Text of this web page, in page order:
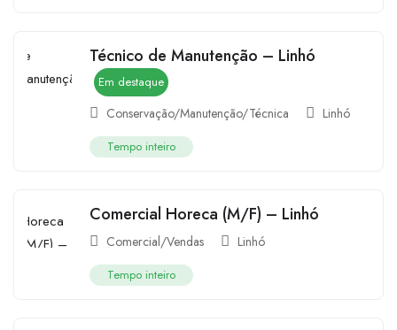
Técnico de Manutenção – Linhó
Em destaque
Conservação/Manutenção/Técnica Linhó
Tempo inteiro
Comercial Horeca (M/F) – Linhó
Comercial/Vendas Linhó
Tempo inteiro